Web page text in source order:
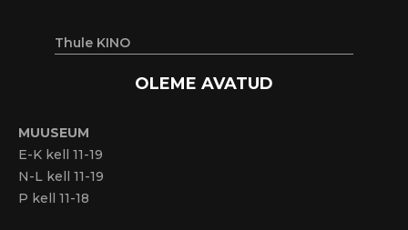
Thule KINO
OLEME AVATUD
MUUSEUM
E-K kell 11-19
N-L kell 11-19
P kell 11-18